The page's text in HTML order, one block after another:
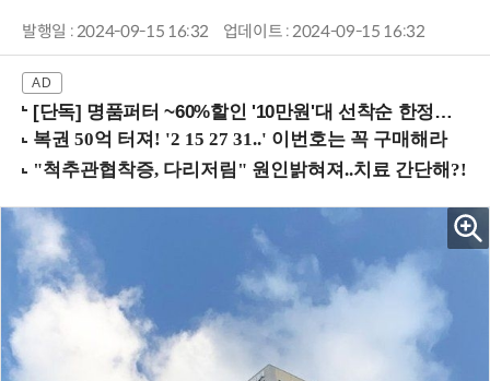
발행일 : 2024-09-15 16:32 업데이트 : 2024-09-15 16:32
[단독] 명품퍼터 ~60%할인 '10만원'대 선착순 한정판매!